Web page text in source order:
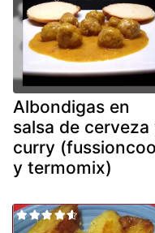
Albondigas en
salsa de cerveza
curry
y termomix)